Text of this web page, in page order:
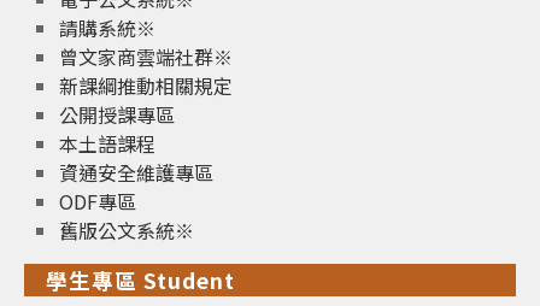
請購系統※
曾文家商雲端社群※
新課綱推動相關規定
公開授課專區
本土語課程
資通安全維護專區
ODF專區
舊版公文系統※
學生專區 Student